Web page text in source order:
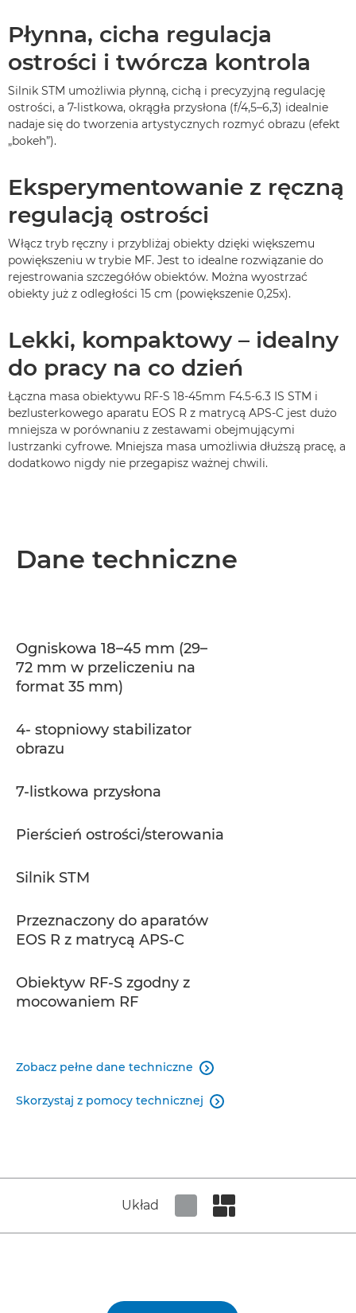
Płynna, cicha regulacja
ostrości i twórcza kontrola
Silnik STM umożliwia płynną, cichą i precyzyjną regulację
ostrości, a 7-listkowa, okrągła przysłona (f/4,5–6,3) idealnie
nadaje się do tworzenia artystycznych rozmyć obrazu (efekt
„bokeh”).
Eksperymentowanie z ręczną
regulacją ostrości
Włącz tryb ręczny i przybliżaj obiekty dzięki większemu
powiększeniu w trybie MF. Jest to idealne rozwiązanie do
rejestrowania szczegółów obiektów. Można wyostrzać
obiekty już z odległości 15 cm (powiększenie 0,25x).
Lekki, kompaktowy – idealny
do pracy na co dzień
Łączna masa obiektywu RF-S 18-45mm F4.5-6.3 IS STM i
bezlusterkowego aparatu EOS R z matrycą APS-C jest dużo
mniejsza w porównaniu z zestawami obejmującymi
lustrzanki cyfrowe. Mniejsza masa umożliwia dłuższą pracę, a
dodatkowo nigdy nie przegapisz ważnej chwili.
Dane techniczne
Ogniskowa 18–45 mm (29–
72 mm w przeliczeniu na
format 35 mm)
4- stopniowy stabilizator
obrazu
7-listkowa przysłona
Pierścień ostrości/sterowania
Silnik STM
Przeznaczony do aparatów
EOS R z matrycą APS-C
Obiektyw RF-S zgodny z
mocowaniem RF
Zobacz pełne dane techniczne 
Skorzystaj z pomocy technicznej 
Układ